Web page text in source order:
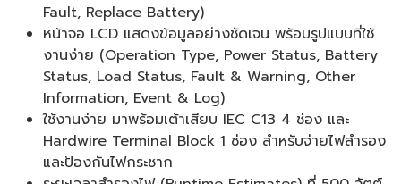
Fault, Replace Battery)
หน้าจอ LCD แสดงข้อมูลอย่างชัดเจน พร้อมรูปแบบที่ใช้
งานง่าย (Operation Type, Power Status, Battery
Status, Load Status, Fault & Warning, Other
Information, Event & Log)
ใช้งานง่าย มาพร้อมเต้าเสียบ IEC C13 4 ช่อง และ
Hardwire Terminal Block 1 ช่อง สำหรับจ่ายไฟสำรอง
และป้องกันไฟกระชาก